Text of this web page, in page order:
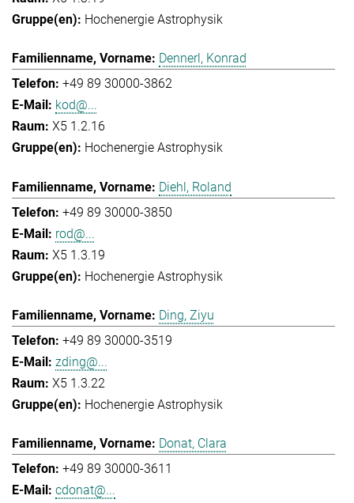
Hochenergie Astrophysik
Dennerl, Konrad
+49 89 30000-3862
kod@...
X5 1.2.16
Hochenergie Astrophysik
Diehl, Roland
+49 89 30000-3850
rod@...
X5 1.3.19
Hochenergie Astrophysik
Ding, Ziyu
+49 89 30000-3519
zding@...
X5 1.3.22
Hochenergie Astrophysik
Donat, Clara
+49 89 30000-3611
cdonat@...